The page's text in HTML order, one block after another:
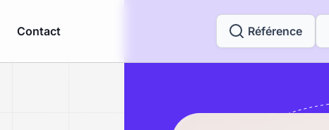
Contact Référence